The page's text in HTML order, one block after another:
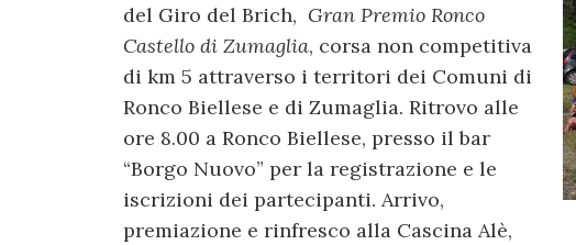
del Giro del Brich, Gran Premio Ronco
Castello di Zumaglia, corsa non competitiva
di km 5 attraverso i territori dei Comuni di
Ronco Biellese e di Zumaglia. Ritrovo alle
ore 8.00 a Ronco Biellese, presso il bar
“Borgo Nuovo” per la registrazione e le
iscrizioni dei partecipanti. Arrivo,
premiazione e rinfresco alla Cascina Alè,